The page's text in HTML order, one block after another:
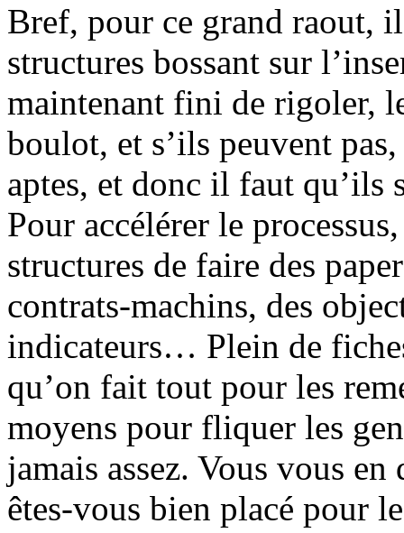
Bref, pour ce grand raout,
structures bossant sur
maintenant fini de rigoler,
boulot, et s’ils peuvent
aptes, et donc il faut qu’ils
Pour accélérer le
structures de faire des
contrats-machins, des
indicateurs… Plein de
qu’on fait tout pour les
moyens pour fliquer les
jamais assez. Vous vous
êtes-vous bien placé pour